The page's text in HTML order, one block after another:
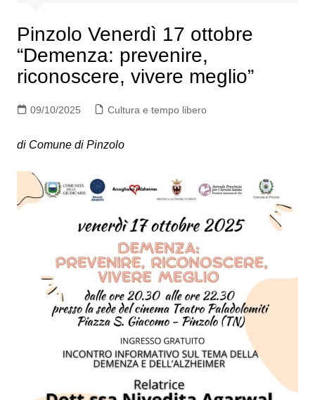
Pinzolo Venerdì 17 ottobre
“Demenza: prevenire,
riconoscere, vivere meglio”
09/10/2025 Cultura e tempo libero
di Comune di Pinzolo